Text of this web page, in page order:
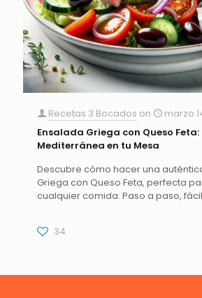
Recetas 3 Bocados on
marzo
Ensalada Griega con Queso Feta:
Mediterránea en tu Mesa
Descubre cómo hacer una
Griega con Queso Feta, perfecta
cualquier comida. Paso a paso,
34